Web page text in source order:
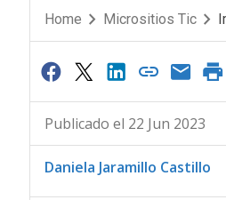
Home Micrositios Tic
Publicado el 22 Jun 2023
Daniela Jaramillo Castillo